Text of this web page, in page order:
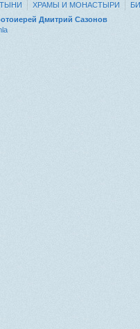
ХРАМЫ И МОНАСТЫРИ
Дмитрий Сазонов